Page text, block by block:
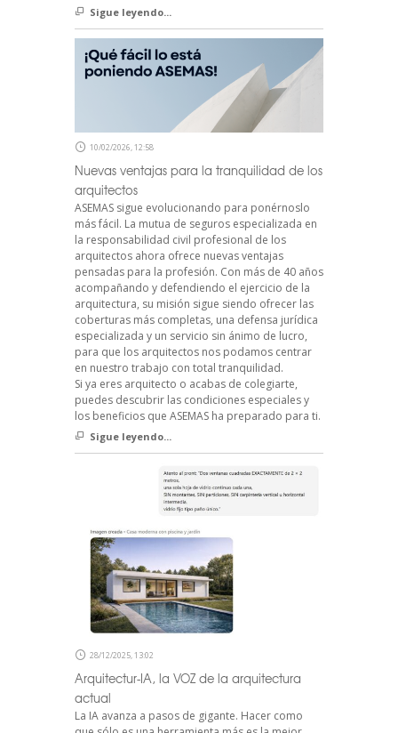
Sigue leyendo...
10/02/2026, 12:58
Nuevas ventajas para la tranquilidad de los
arquitectos
ASEMAS sigue evolucionando para ponérnoslo
más fácil. La mutua de seguros especializada en
la responsabilidad civil profesional de los
arquitectos ahora ofrece nuevas ventajas
pensadas para la profesión. Con más de 40 años
acompañando y defendiendo el ejercicio de la
arquitectura, su misión sigue siendo ofrecer las
coberturas más completas, una defensa jurídica
especializada y un servicio sin ánimo de lucro,
para que los arquitectos nos podamos centrar
en nuestro trabajo con total tranquilidad.
Si ya eres arquitecto o acabas de colegiarte,
puedes descubrir las condiciones especiales y
los beneficios que ASEMAS ha preparado para ti.
Sigue leyendo...
28/12/2025, 13:02
Arquitectur-IA, la VOZ de la arquitectura
actual
La IA avanza a pasos de gigante. Hacer como